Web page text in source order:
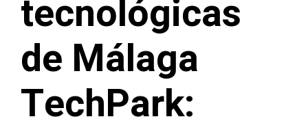
tecnológicas
de Málaga
TechPark: